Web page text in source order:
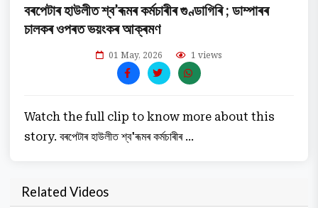
বৰপেটাৰ হাউলীত শ্ব’ৰূমৰ কৰ্মচাৰীৰ গুণ্ডাগিৰি ; ডাম্পাৰৰ
চালকৰ ওপৰত ভয়ংকৰ আক্ৰমণ
01 May, 2026 1 views
Watch the full clip to know more about this
story. বৰপেটাৰ হাউলীত শ্ব'ৰূমৰ কৰ্মচাৰীৰ ...
Related Videos